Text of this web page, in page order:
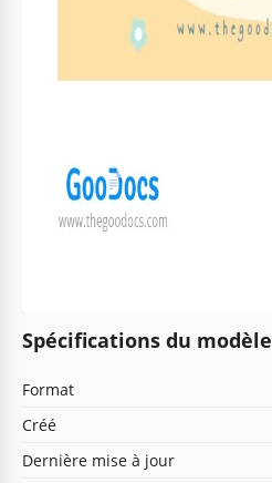
Spécifications du modèle
Format
Créé
Dernière mise à jour